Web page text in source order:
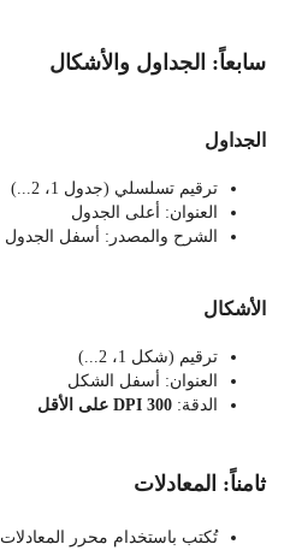
سابعاً: الجداول والأشكال
الجداول
ترقيم تسلسلي (جدول 1، 2...)
العنوان: أعلى الجدول
الشرح والمصدر: أسفل الجدول
الأشكال
ترقيم (شكل 1، 2...)
العنوان: أسفل الشكل
الدقة: 300 DPI على الأقل
ثامناً: المعادلات
تُكتب باستخدام محرر المعادلات